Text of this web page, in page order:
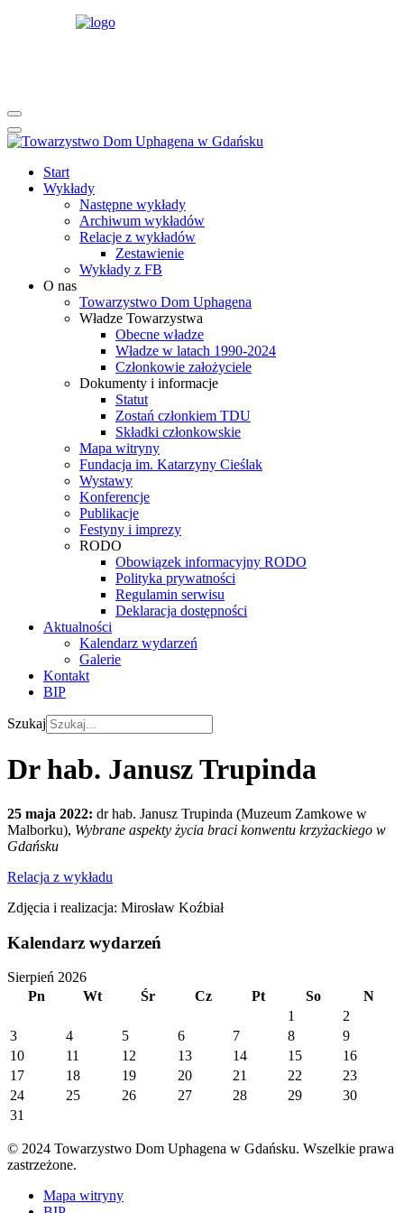
Start
Wykłady
Następne wykłady
Archiwum wykładów
Relacje z wykładów
Zestawienie
Wykłady z FB
O nas
Towarzystwo Dom Uphagena
Władze Towarzystwa
Obecne władze
Władze w latach 1990-2024
Członkowie założyciele
Dokumenty i informacje
Statut
Zostań członkiem TDU
Składki członkowskie
Mapa witryny
Fundacja im. Katarzyny Cieślak
Wystawy
Konferencje
Publikacje
Festyny i imprezy
RODO
Obowiązek informacyjny RODO
Polityka prywatności
Regulamin serwisu
Deklaracja dostępności
Aktualności
Kalendarz wydarzeń
Galerie
Kontakt
BIP
Szukaj
Dr hab. Janusz Trupinda
25 maja 2022: dr hab. Janusz Trupinda (Muzeum Zamkowe w
Malborku), Wybrane aspekty życia braci konwentu krzyżackiego w
Gdańsku
Relacja z wykładu
Zdjęcia i realizacja: Mirosław Koźbiał
Kalendarz wydarzeń
Sierpień 2026
Pn
Wt Śr Cz Pt So
N
1
2
3
4 5 6 7 8
9
10
11 12 13 14 15
16
17
18 19 20 21 22
23
24
25 26 27 28 29
30
31
© 2024 Towarzystwo Dom Uphagena w Gdańsku. Wszelkie prawa
zastrzeżone.
Mapa witryny